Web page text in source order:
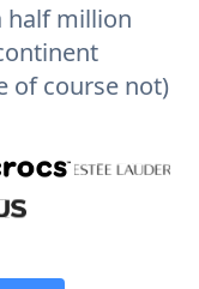
half million
of course not)